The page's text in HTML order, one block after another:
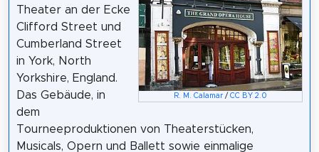
R. M. Calamar /CC BY 2.0
Theater an der Ecke
Clifford Street und
Cumberland Street
in York, North
Yorkshire, England.
Das Gebäude, in
dem
Tourneeproduktionen von Theaterstücken,
Musicals, Opern und Ballett sowie einmalige